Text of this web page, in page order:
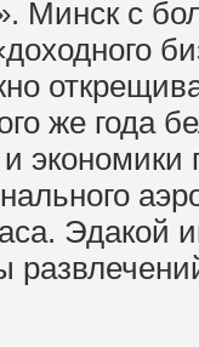
Минск с
же года
Эдакой